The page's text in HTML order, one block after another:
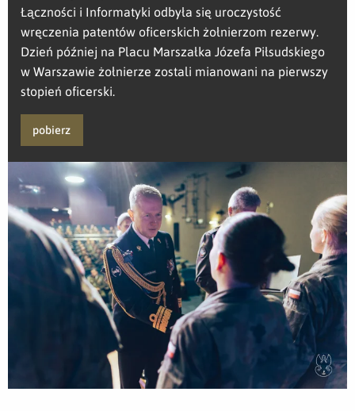
Łączności i Informatyki odbyła się uroczystość
wręczenia patentów oficerskich żołnierzom rezerwy.
Dzień później na Placu Marszałka Józefa Piłsudskiego
w Warszawie żołnierze zostali mianowani na pierwszy
stopień oficerski.
pobierz